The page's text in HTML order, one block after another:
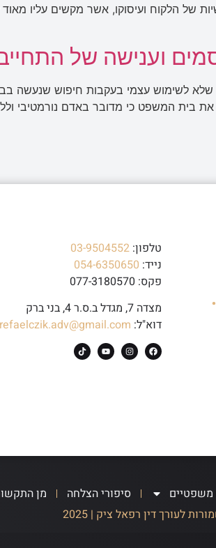
נסיבותיו האישיות של הלקוח ועיסוקו, אשר
וענישה של
בית המשפט כי מדובר באדם נורמטיבי
טלפון: 03-9504552
נייד: 054-6350650
פקס: 077-3180570
מצדה 7, מגדל ב.ס.ר 4, בני ברק
דוא"ל: refaelczik.adv@gmail.com
משפטיים סיפורי הצלחה מן
לעורך דין רפאל ציק | 2025